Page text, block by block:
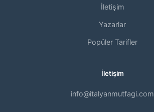
İletişim
Yazarlar
Popüler Tarifler
İletişim
info@italyanmutfagi.com